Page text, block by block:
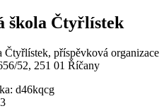
škola Čtyřlístek
Čtyřlístek, příspěvková organizace
52, 251 01 Říčany
d46kqcg